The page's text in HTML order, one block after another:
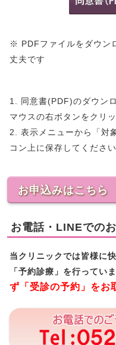
※ PDFファイルをダウン
丈夫です
1. 同意書(PDF)のダウン
マウスの右ボタンをクリッ
2. 表示メニューから「対
コン上に保存してください
お申込みはこちら
お電話・LINEでの
当クリニックでは皆様に
「予約診療」を行っていま
ず「受診の予約」をお